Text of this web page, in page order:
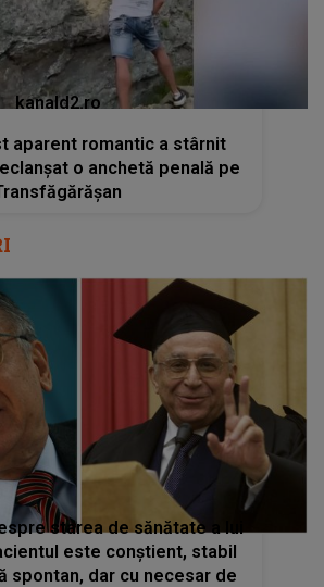
kanald2.ro
aparent romantic a stârnit
o anchetă penală pe
starea de sănătate a lui
este conştient, stabil
spontan, dar cu necesar de